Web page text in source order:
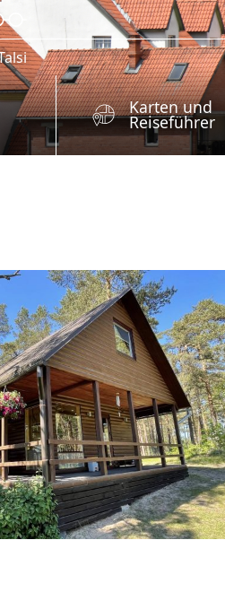
Karten und
Reiseführer